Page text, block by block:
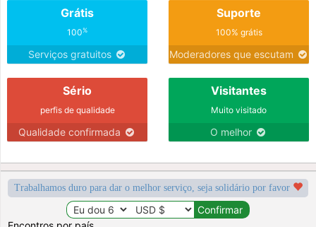
Grátis
100%
Serviços gratuitos
Suporte
100% grátis
Moderadores que escutam
Sério
perfis de qualidade
Qualidade confirmada
Visitantes
Muito visitado
O melhor
Trabalhamos duro para dar o melhor serviço, seja solidário por favor